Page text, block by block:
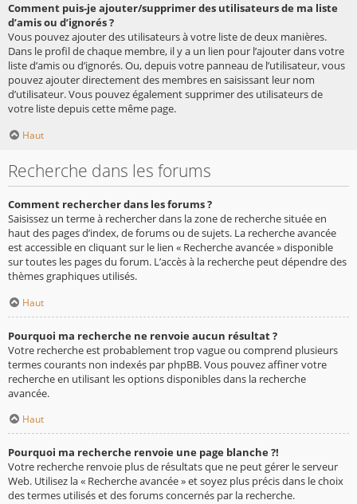
Comment puis-je ajouter/supprimer des utilisateurs de ma liste
d’amis ou d’ignorés ?
Vous pouvez ajouter des utilisateurs à votre liste de deux manières.
Dans le profil de chaque membre, il y a un lien pour l’ajouter dans votre
liste d’amis ou d’ignorés. Ou, depuis votre panneau de l’utilisateur, vous
pouvez ajouter directement des membres en saisissant leur nom
d’utilisateur. Vous pouvez également supprimer des utilisateurs de
votre liste depuis cette même page.
Haut
Recherche dans les forums
Comment rechercher dans les forums ?
Saisissez un terme à rechercher dans la zone de recherche située en
haut des pages d’index, de forums ou de sujets. La recherche avancée
est accessible en cliquant sur le lien « Recherche avancée » disponible
sur toutes les pages du forum. L’accès à la recherche peut dépendre des
thèmes graphiques utilisés.
Haut
Pourquoi ma recherche ne renvoie aucun résultat ?
Votre recherche est probablement trop vague ou comprend plusieurs
termes courants non indexés par phpBB. Vous pouvez affiner votre
recherche en utilisant les options disponibles dans la recherche
avancée.
Haut
Pourquoi ma recherche renvoie une page blanche ?!
Votre recherche renvoie plus de résultats que ne peut gérer le serveur
Web. Utilisez la « Recherche avancée » et soyez plus précis dans le choix
des termes utilisés et des forums concernés par la recherche.